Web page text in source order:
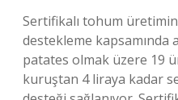
Sertifikalı tohum
destekleme kapsamında
patates olmak üzere 19
kuruştan 4 liraya kadar